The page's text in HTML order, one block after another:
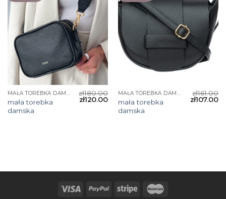
MAŁA TOREBKA DAMSKA
mała torebka
damska
zł180.00
zł120.00
MAŁA TOREBKA DAMSKA
mała torebka
damska
zł161.00
zł107.00